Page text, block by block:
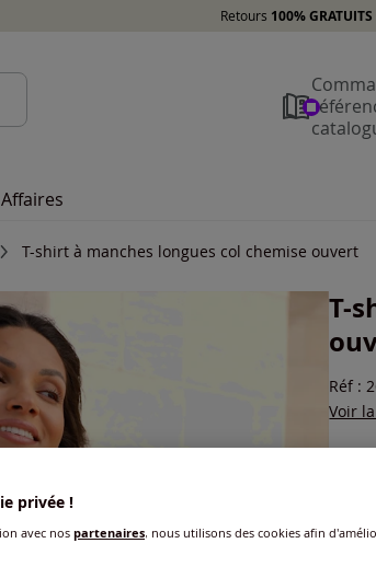
Retours 100%
T-shirt à manches longues col chemise ouvert
T-
Réf :
Voir
privée !
avec nospartenaires, nous utilisons des cookies afin